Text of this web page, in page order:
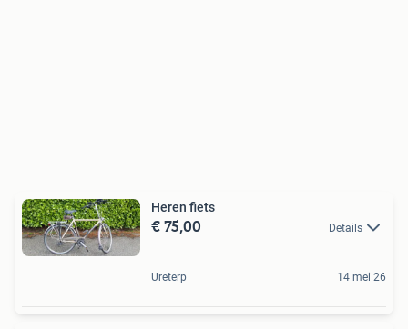
Heren fiets
€ 75,00 Details
Ureterp 14 mei 26